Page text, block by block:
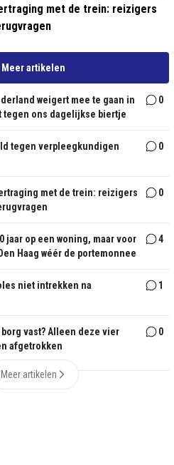
met de trein: reizigers
Meer artikelen
weigert mee te gaan in
tegen ons dagelijkse biertje
0
tegen verpleegkundigen
0
met de trein: reizigers
0
jaar op een woning, maar voor
Haag wéér de portemonnee
4
niet intrekken na
1
vast? Alleen deze vier
afgetrokken
0
Meer artikelen